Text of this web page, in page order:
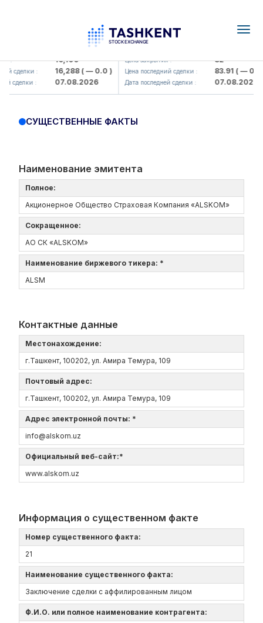
: 16,100
сделки : 16,288( — 0.0 )
сделки : 07.08.2026
KFSK (<Kafolat sug'urta
Цена закрытия : 82
Цена последний сделки : 83.91( — 0.0 )
Дата последней сделки : 07.08.2026
СУЩЕСТВЕННЫЕ ФАКТЫ
Наименование эмитента
Полное:
Акционерное Общество Страховая Компания «ALSKOM»
Сокращенное:
АО СК «ALSKOM»
Наименование биржевого тикера: *
ALSM
Контактные данные
Местонахождение:
г.Ташкент, 100202, ул. Амира Темура, 109
Почтовый адрес:
г.Ташкент, 100202, ул. Амира Темура, 109
Адрес электронной почты: *
info@alskom.uz
Официальный веб-сайт:*
www.alskom.uz
Информация о существенном факте
Номер существенного факта:
21
Наименование существенного факта:
Заключение сделки с аффилированным лицом
Ф.И.О. или полное наименование контрагента: